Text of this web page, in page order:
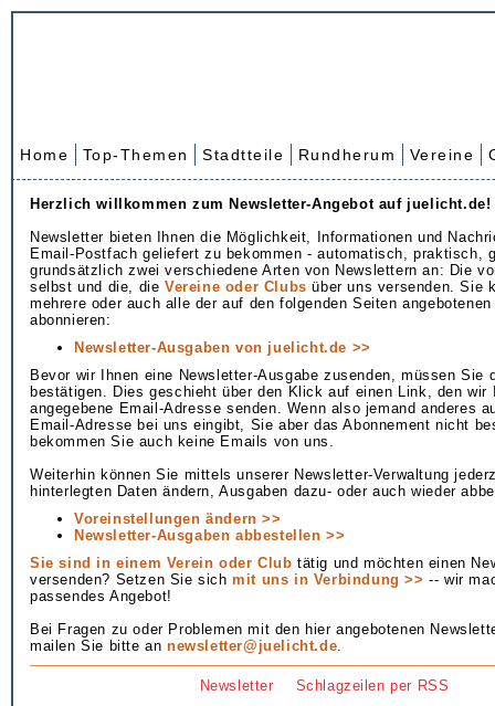
Home Top-Themen Stadtteile Rundherum Vereine
Herzlich willkommen zum Newsletter-Angebot auf juelicht.de!
Newsletter bieten Ihnen die Möglichkeit, Informationen und
Email-Postfach geliefert zu bekommen - automatisch, praktisch,
grundsätzlich zwei verschiedene Arten von Newslettern an: Die
selbst und die, die Vereine oder Clubs über uns versenden. Sie
mehrere oder auch alle der auf den folgenden Seiten angebotenen
abonnieren:
Newsletter-Ausgaben von juelicht.de >>
Bevor wir Ihnen eine Newsletter-Ausgabe zusenden, müssen Sie
bestätigen. Dies geschieht über den Klick auf einen Link, den wir
angegebene Email-Adresse senden. Wenn also jemand anderes
Email-Adresse bei uns eingibt, Sie aber das Abonnement nicht
bekommen Sie auch keine Emails von uns.
Weiterhin können Sie mittels unserer Newsletter-Verwaltung
hinterlegten Daten ändern, Ausgaben dazu- oder auch wieder
Voreinstellungen ändern >>
Newsletter-Ausgaben abbestellen >>
Sie sind in einem Verein oder Club tätig und möchten einen
versenden? Setzen Sie sichmit uns in Verbindung >> -- wir
passendes Angebot!
Bei Fragen zu oder Problemen mit den hier angebotenen
mailen Sie bitte an newsletter@juelicht.de.
Newsletter Schlagzeilen per RSS